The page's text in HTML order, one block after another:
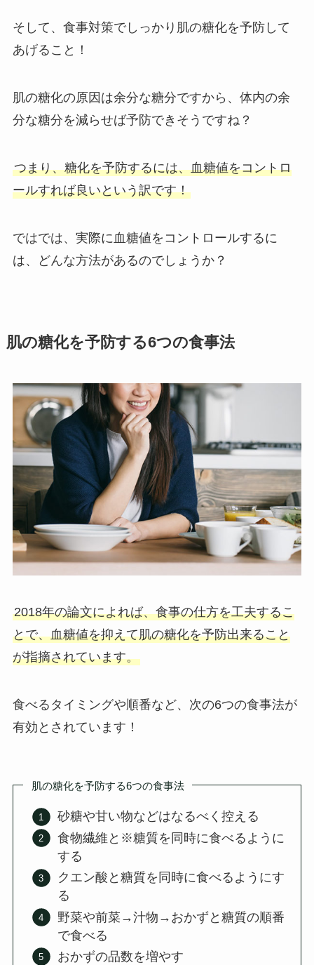
そして、食事対策でしっかり肌の糖化を予防して
あげること！
肌の糖化の原因は余分な糖分ですから、体内の余
分な糖分を減らせば予防できそうですね？
つまり、糖化を予防するには、血糖値をコントロ
ールすれば良いという訳です！
ではでは、実際に血糖値をコントロールするに
は、どんな方法があるのでしょうか？
肌の糖化を予防する6つの食事法
2018年の論文によれば、食事の仕方を工夫するこ
とで、血糖値を抑えて肌の糖化を予防出来ること
が指摘されています。
食べるタイミングや順番など、次の6つの食事法が
有効とされています！
肌の糖化を予防する6つの食事法
砂糖や甘い物などはなるべく控える
食物繊維と※糖質を同時に食べるように
する
クエン酸と糖質を同時に食べるようにす
る
野菜や前菜→汁物→おかずと糖質の順番
で食べる
おかずの品数を増やす